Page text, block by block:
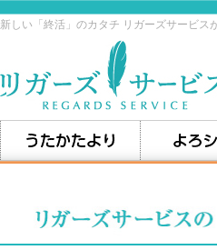
新しい「終活」のカタチ リガーズサービス